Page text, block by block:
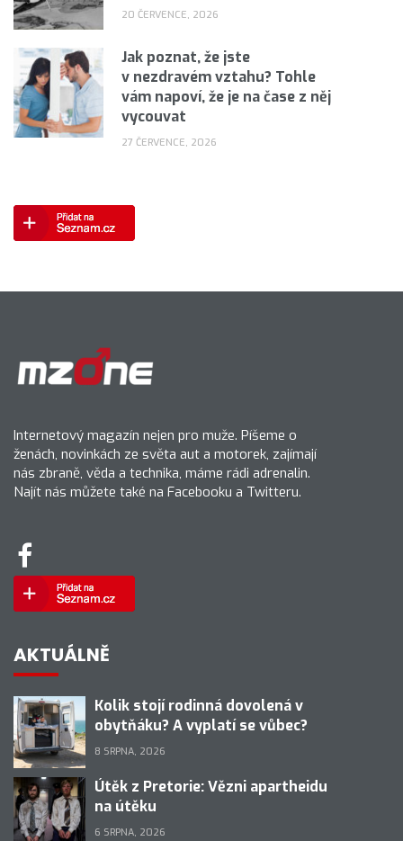
20 ČERVENCE, 2026
Jak poznat, že jste
v nezdravém vztahu? Tohle
vám napoví, že je na čase z něj
vycouvat
27 ČERVENCE, 2026
Internetový magazín nejen pro muže. Píšeme o
ženách, novinkách ze světa aut a motorek, zajímají
nás zbraně, věda a technika, máme rádi adrenalin.
Najít nás můžete také na Facebooku a Twitteru.
AKTUÁLNĚ
Kolik stojí rodinná dovolená v
obytňáku? A vyplatí se vůbec?
8 SRPNA, 2026
Útěk z Pretorie: Vězni apartheidu
na útěku
6 SRPNA, 2026